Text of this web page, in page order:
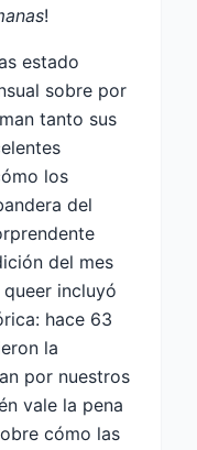
!
estado
sobre por
tanto sus
los
del
del mes
incluyó
hace 63
la
por nuestros
vale la pena
cómo las